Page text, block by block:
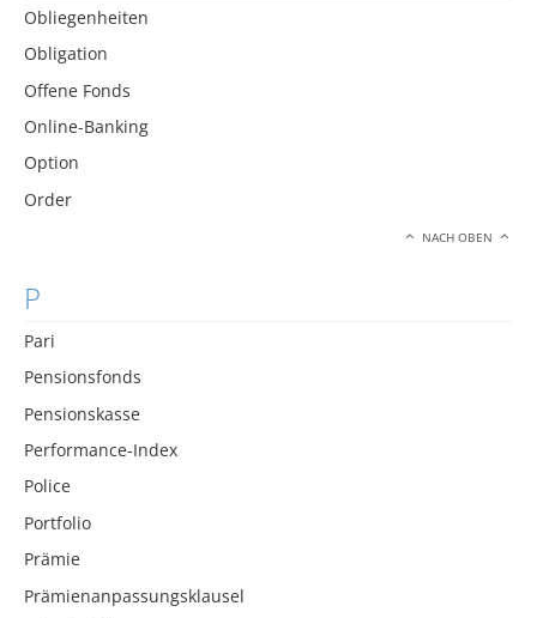
Obliegenheiten
Obligation
Offene Fonds
Online-Banking
Option
Order
NACH OBEN
P
Pari
Pensionsfonds
Pensionskasse
Performance-Index
Police
Portfolio
Prämie
Prämienanpassungsklausel